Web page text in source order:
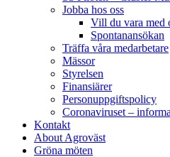
Jobba hos oss
Vill du vara med
Spontanansökan
Träffa våra medarbetare
Mässor
Styrelsen
Finansiärer
Personuppgiftspolicy
Coronaviruset –
Kontakt
About Agroväst
Gröna möten